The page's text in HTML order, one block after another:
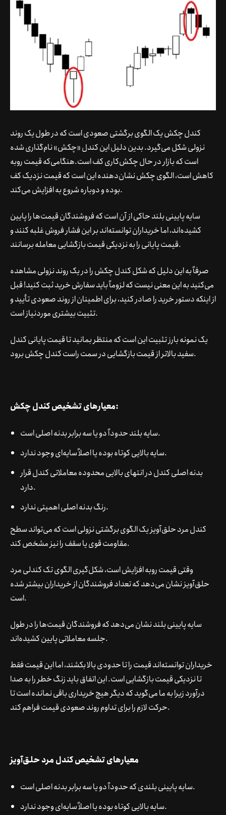
کندل چکش یک الگوی برگشتی صعودی است که در طول یک روند
نزولی شکل می‌گیرد. بدین دلیل این کندل «چکش» نام‌گذاری شده
است که بازار در حال چکش‌کاری کف است.هنگامی‌که قیمت روبه
کاهش است، الگوی چکش نشان‌دهنده این است که قیمت نزدیک کف
بوده و دوباره شروع به افزایش می‌کند.
سایه پایینی بلند حاکی از آن است که فروشندگان قیمت‌ها را پایین
کشیده‌اند، اما خریداران توانسته‌اند بر این فشار فروش غلبه کنند و
قیمت پایانی را به نزدیکی قیمت بازگشایی معامله برسانند.
صرفاً به این دلیل که شکل کندل چکش را در یک روند نزولی مشاهده
می‌کنید به این معنی نیست که لزوماً باید سفارش خرید ثبت کنید! قبل
از اینکه دستور خرید را صادر کنید، برای اطمینان از روند صعودی تأیید و
تثبیت بیشتری موردنیاز است.
یک نمونه بارز تثبیت این است که منتظر بمانید تا قیمت پایانی کندل
سفید بالاتر از قیمت بازگشایی در سمت راست کندل چکش برود.
معیارهای تشخیص کندل چکش:
سایه بلند حدوداً دو یا سه برابر بدنه اصلی است.
سایه بالایی کوتاه بوده یا اصلاً سایه‌ای وجود ندارد.
بدنه اصلی کندل در انتهای بالایی محدوده معاملاتی کندل قرار
دارد.
رنگ بدنه اصلی اهمیتی ندارد.
کندل مرد حلق‌آویز یک الگوی برگشتی نزولی است که می‌تواند سطح
مقاومت قوی یا سقف را نیز مشخص کند.
وقتی قیمت روبه افزایش است، شکل‌گیری الگوی تک کندلی مرد
حلق‌آویز نشان می‌دهد که تعداد فروشندگان از خریداران بیشتر شده
است.
سایه پایینی بلند نشان می‌دهد که فروشندگان قیمت‌ها را در طول
جلسه معاملاتی پایین کشیده‌اند.
خریداران توانسته‌اند قیمت را تا حدودی بالا بکشند، اما این قیمت فقط
تا نزدیکی قیمت بازگشایی است. این اتفاق باید زنگ خطر را به صدا
درآورد زیرا به ما می‌گوید که دیگر هیچ خریداری باقی نمانده است تا
حرکت لازم را برای تداوم روند صعودی قیمت فراهم کند.
معیارهای تشخیص کندل مرد حلق‌آویز
سایه پایینی بلندی که حدوداً دو یا سه برابر بدنه اصلی است.
سایه بالایی کوتاه بوده یا اصلاً سایه‌ای وجود ندارد.